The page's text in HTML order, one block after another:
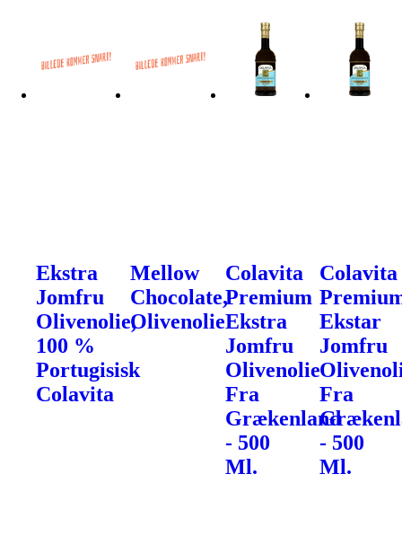
Ekstra
Jomfru
Olivenolie,
100 %
Portugisisk
Colavita
Mellow
Chocolate,
Olivenolie
Colavita
Premium
Ekstra
Jomfru
Olivenolie
Fra
Grækenland
- 500
Ml.
Colavita
Ekstar
Jomfru
Fra
- 500
Ml.